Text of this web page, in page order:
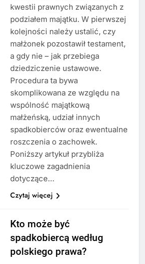
kwestii prawnych związanych z
podziałem majątku. W pierwszej
kolejności należy ustalić, czy
małżonek pozostawił testament,
a gdy nie – jak przebiega
dziedziczenie ustawowe.
Procedura ta bywa
skomplikowana ze względu na
wspólność majątkową
małżeńską, udział innych
spadkobierców oraz ewentualne
roszczenia o zachowek.
Poniższy artykuł przybliża
kluczowe zagadnienia
dotyczące…
Czytaj więcej
Kto może być
spadkobiercą według
polskiego prawa?